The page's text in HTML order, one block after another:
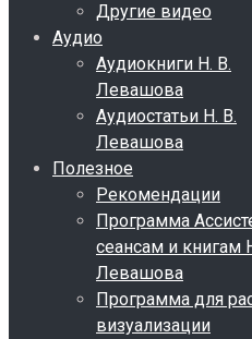
Другие видео
Аудио
Аудиокниги Н. В.
Левашова
Аудиостатьи Н. В.
Левашова
Полезное
Рекомендации
Программа
сеансам и книгам
Левашова
Программа для
визуализации